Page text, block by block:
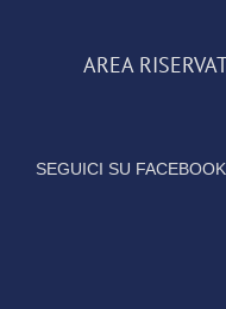
AREA
SEGUICI SU FACEBOOK